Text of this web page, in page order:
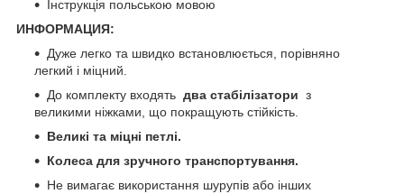
Інструкція польською мовою
ИНФОРМАЦИЯ:
Дуже легко та швидко встановлюється, порівняно
легкий і міцний.
До комплекту входять два стабілізатори з
великими ніжками, що покращують стійкість.
Великі та міцні петлі.
Колеса для зручного транспортування.
Не вимагає використання шурупів або інших